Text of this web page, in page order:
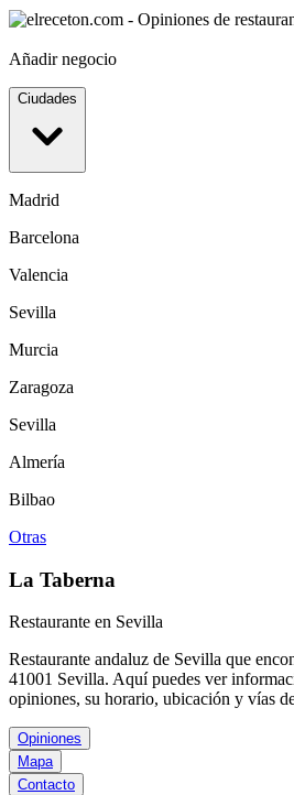
Añadir negocio
Ciudades
Madrid
Barcelona
Valencia
Sevilla
Murcia
Zaragoza
Sevilla
Almería
Bilbao
Otras
La Taberna
Restaurante en Sevilla
Restaurante andaluz de Sevilla que
41001 Sevilla. Aquí puedes ver
opiniones, su horario, ubicación y vías
Opiniones
Mapa
Contacto